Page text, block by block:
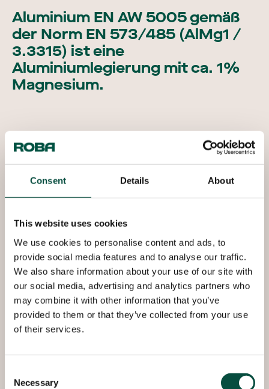
Consent Details About
This website uses cookies
We use cookies to personalise content and ads, to
provide social media features and to analyse our traffic.
We also share information about your use of our site with
our social media, advertising and analytics partners who
may combine it with other information that you’ve
provided to them or that they’ve collected from your use
of their services.
Selection
Necessary
Aluminium EN AW 5005 gemäß
der Norm EN 573/485 (AlMg1 /
3.3315) ist eine
Aluminiumlegierung mit ca. 1%
Magnesium.
Die Zugabe von Magnesium sorgt für eine
verbesserte Festigkeit. Aufgrund dieser höheren
mechanischen Werte handelt es sich um eine
Aluminiumqualität, die häufig im Bauwesen
Fassadenverkleidungen. Aluminium 5005 ist ideal
zum Biegen, Stanzen und Schweißen.
Aluminium 5005 / AlMg1 wird auch häufig zum
Lackieren verwendet, wo es auch viele
Anwendungen gibt, bei denen das Material eloxiert
werden muss. Die Standard Lackqualität AlMg1
wird aus Gussband hergestellt, auch bekannt als
Metals verschiedene Eloxalqualitäten auf Lager, die